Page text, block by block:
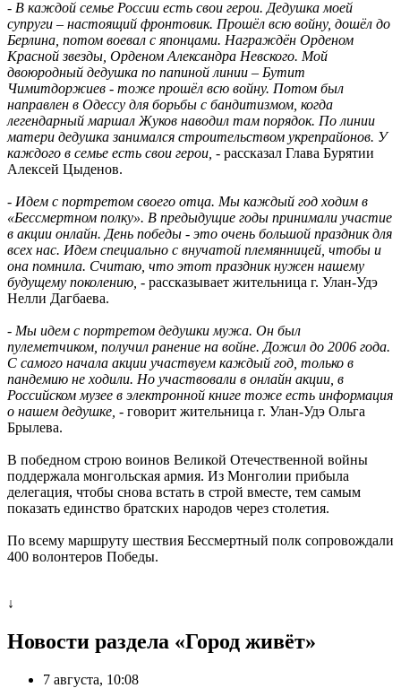
- В каждой семье России есть свои герои. Дедушка моей
супруги – настоящий фронтовик. Прошёл всю войну, дошёл до
Берлина, потом воевал с японцами. Награждён Орденом
Красной звезды, Орденом Александра Невского. Мой
двоюродный дедушка по папиной линии – Бутит
Чимитдоржиев - тоже прошёл всю войну. Потом был
направлен в Одессу для борьбы с бандитизмом, когда
легендарный маршал Жуков наводил там порядок. По линии
матери дедушка занимался строительством укрепрайонов. У
каждого в семье есть свои герои, - рассказал Глава Бурятии
Алексей Цыденов.
- Идем с портретом своего отца. Мы каждый год ходим в
«Бессмертном полку». В предыдущие годы принимали участие
в акции онлайн. День победы - это очень большой праздник для
всех нас. Идем специально с внучатой племянницей, чтобы и
она помнила. Считаю, что этот праздник нужен нашему
будущему поколению, - рассказывает жительница г. Улан-Удэ
Нелли Дагбаева.
- Мы идем с портретом дедушки мужа. Он был
пулеметчиком, получил ранение на войне. Дожил до 2006 года.
С самого начала акции участвуем каждый год, только в
пандемию не ходили. Но участвовали в онлайн акции, в
Российском музее в электронной книге тоже есть информация
о нашем дедушке, - говорит жительница г. Улан-Удэ Ольга
Брылева.
В победном строю воинов Великой Отечественной войны
поддержала монгольская армия. Из Монголии прибыла
делегация, чтобы снова встать в строй вместе, тем самым
показать единство братских народов через столетия.
По всему маршруту шествия Бессмертный полк сопровождали
400 волонтеров Победы.
↓
Новости раздела «Город живёт»
7 августа, 10:08